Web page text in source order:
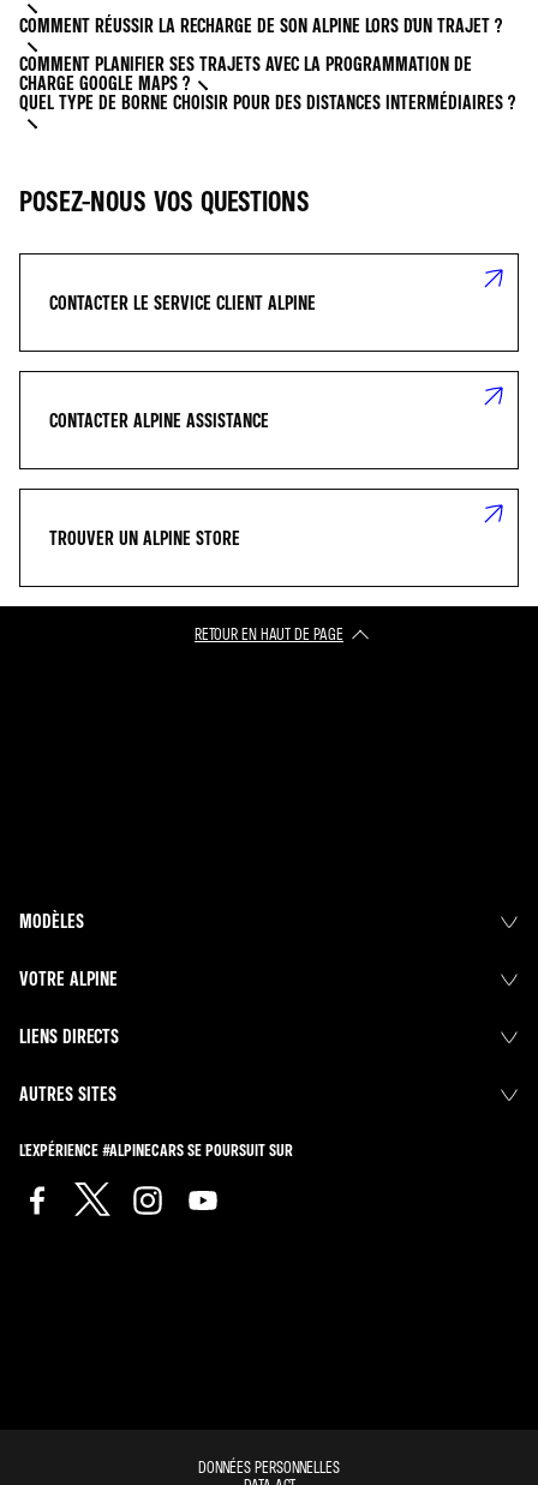
COMMENT RÉUSSIR LA RECHARGE DE SON ALPINE LORS D'UN TRAJET ?
COMMENT PLANIFIER SES TRAJETS AVEC LA PROGRAMMATION DE
CHARGE GOOGLE MAPS ?
QUEL TYPE DE BORNE CHOISIR POUR DES DISTANCES INTERMÉDIAIRES ?
POSEZ-NOUS VOS QUESTIONS
CONTACTER LE SERVICE CLIENT ALPINE
CONTACTER ALPINE ASSISTANCE
TROUVER UN ALPINE STORE
RETOUR EN HAUT DE PAGE​
MODÈLES
VOTRE ALPINE
LIENS DIRECTS
AUTRES SITES
L'EXPÉRIENCE #ALPINECARS SE POURSUIT SUR
DONNÉES PERSONNELLES